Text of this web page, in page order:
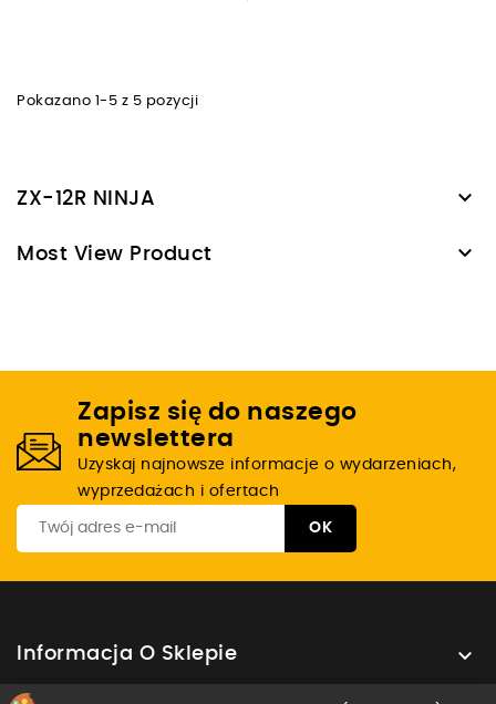
Pokazano 1-5 z 5 pozycji
ZX-12R NINJA 
Most View Product 
Zapisz się do naszego
newslettera
Uzyskaj najnowsze informacje o wydarzeniach,
wyprzedażach i ofertach
Informacja O Sklepie 